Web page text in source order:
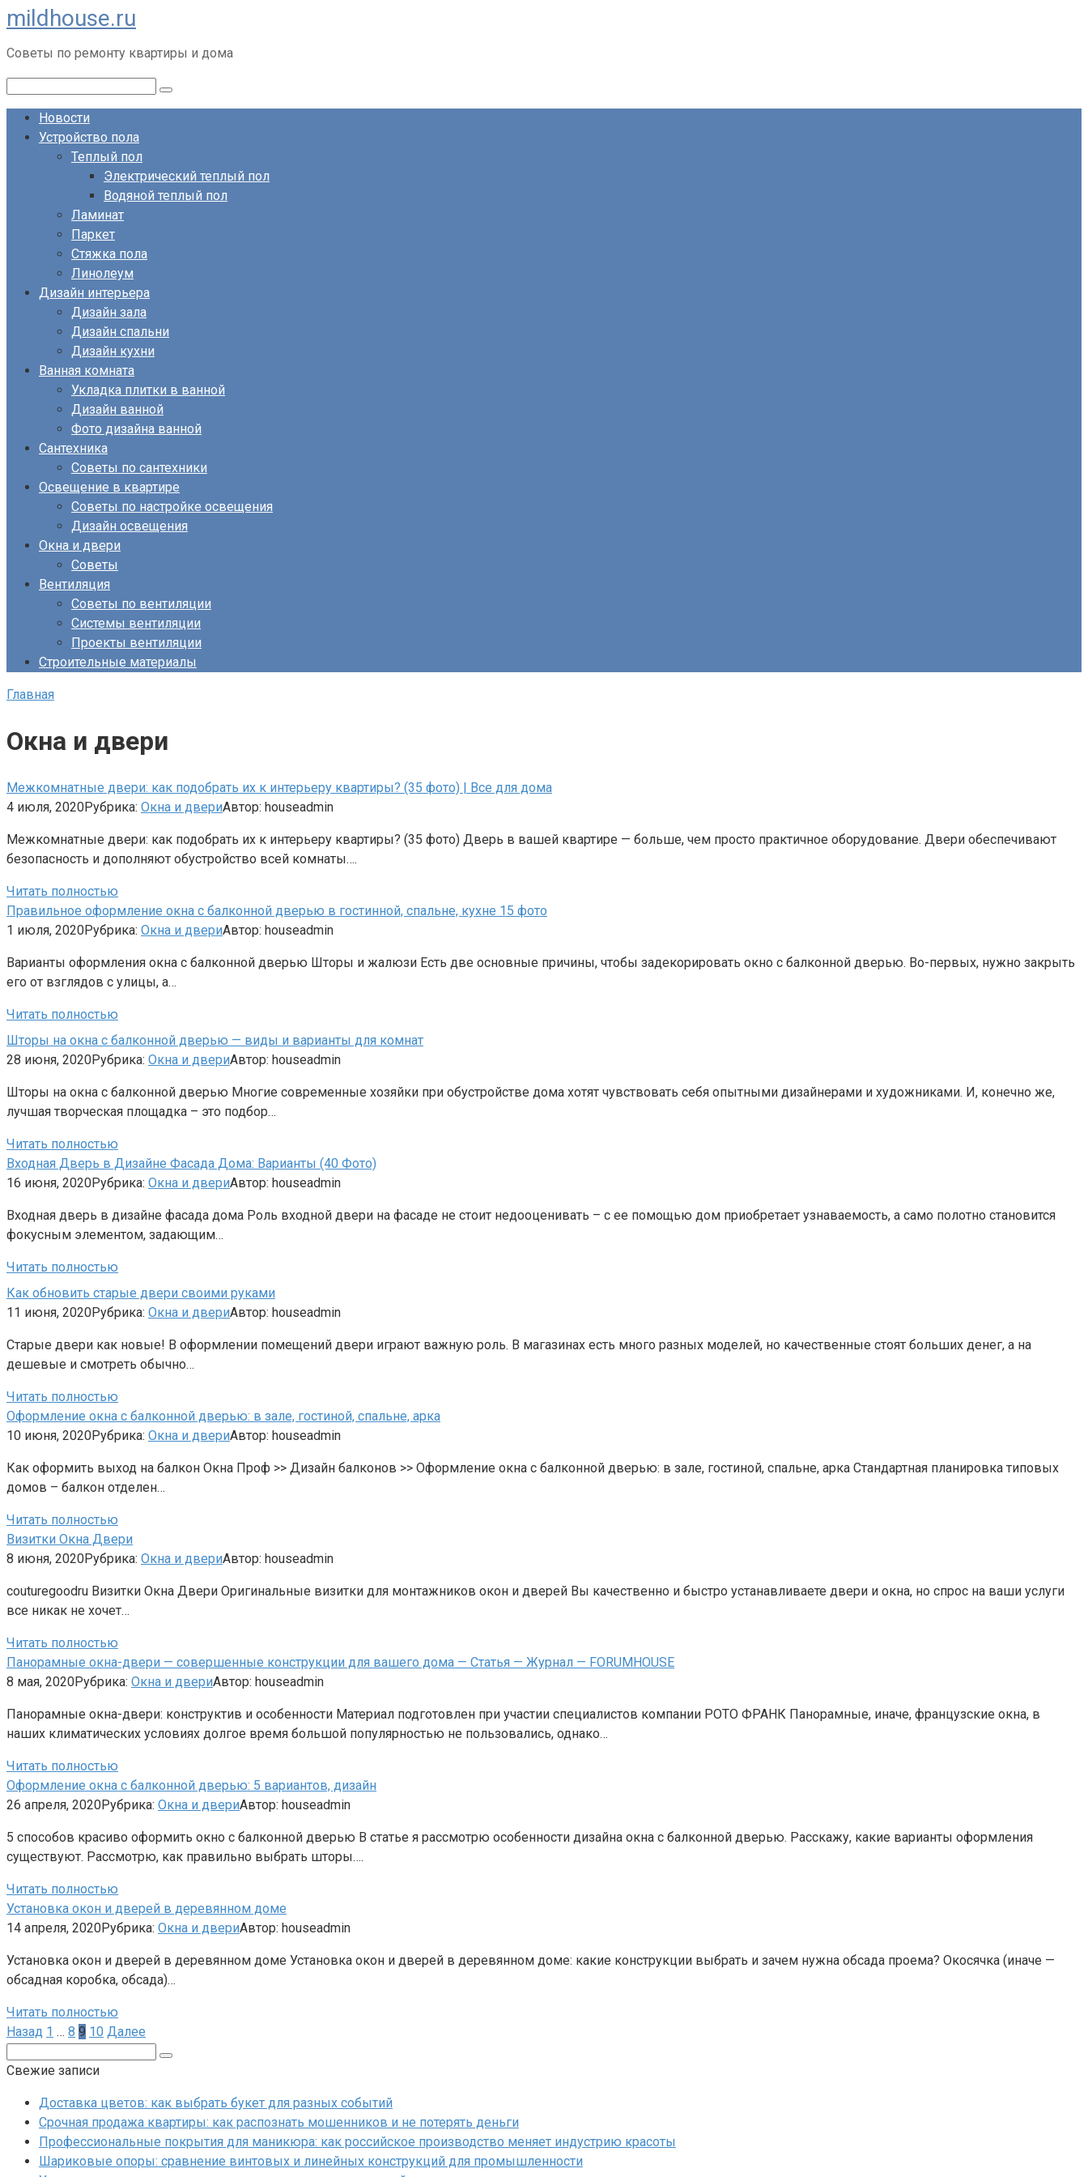
Перейти
к
контенту
mildhouse.ru
Советы по ремонту квартиры и дома
Новости
Устройство пола
Теплый пол
Электрический теплый пол
Водяной теплый пол
Ламинат
Паркет
Стяжка пола
Линолеум
Дизайн интерьера
Дизайн зала
Дизайн спальни
Дизайн кухни
Ванная комната
Укладка плитки в ванной
Дизайн ванной
Фото дизайна ванной
Сантехника
Советы по сантехники
Освещение в квартире
Советы по настройке освещения
Дизайн освещения
Окна и двери
Советы
Вентиляция
Советы по вентиляции
Системы вентиляции
Проекты вентиляции
Строительные материалы
Главная
Окна и двери
Межкомнатные двери: как подобрать их к интерьеру квартиры? (35 фото) | Все для дома
4 июля, 2020Рубрика: Окна и двериАвтор: houseadmin
Межкомнатные двери: как подобрать их к интерьеру квартиры? (35 фото) Дверь в вашей квартире — больше, чем просто практичное оборудование. Двери обеспечивают
безопасность и дополняют обустройство всей комнаты….
Читать полностью
Правильное оформление окна с балконной дверью в гостинной, спальне, кухне 15 фото
1 июля, 2020Рубрика: Окна и двериАвтор: houseadmin
Варианты оформления окна с балконной дверью Шторы и жалюзи Есть две основные причины, чтобы задекорировать окно с балконной дверью. Во-первых, нужно закрыть
его от взглядов с улицы, а…
Читать полностью
Шторы на окна с балконной дверью — виды и варианты для комнат
28 июня, 2020Рубрика: Окна и двериАвтор: houseadmin
Шторы на окна с балконной дверью Многие современные хозяйки при обустройстве дома хотят чувствовать себя опытными дизайнерами и художниками. И, конечно же,
лучшая творческая площадка – это подбор…
Читать полностью
Входная Дверь в Дизайне Фасада Дома: Варианты (40 Фото)
16 июня, 2020Рубрика: Окна и двериАвтор: houseadmin
Входная дверь в дизайне фасада дома Роль входной двери на фасаде не стоит недооценивать – с ее помощью дом приобретает узнаваемость, а само полотно становится
фокусным элементом, задающим…
Читать полностью
Как обновить старые двери своими руками
11 июня, 2020Рубрика: Окна и двериАвтор: houseadmin
Старые двери как новые! В оформлении помещений двери играют важную роль. В магазинах есть много разных моделей, но качественные стоят больших денег, а на
дешевые и смотреть обычно…
Читать полностью
Оформление окна с балконной дверью: в зале, гостиной, спальне, арка
10 июня, 2020Рубрика: Окна и двериАвтор: houseadmin
Как оформить выход на балкон Окна Проф >> Дизайн балконов >> Оформление окна с балконной дверью: в зале, гостиной, спальне, арка Стандартная планировка типовых
домов – балкон отделен…
Читать полностью
Визитки Окна Двери
8 июня, 2020Рубрика: Окна и двериАвтор: houseadmin
couturegoodru Визитки Окна Двери Оригинальные визитки для монтажников окон и дверей Вы качественно и быстро устанавливаете двери и окна, но спрос на ваши услуги
все никак не хочет…
Читать полностью
Панорамные окна-двери — совершенные конструкции для вашего дома — Статья — Журнал — FORUMHOUSE
8 мая, 2020Рубрика: Окна и двериАвтор: houseadmin
Панорамные окна-двери: конструктив и особенности Материал подготовлен при участии специалистов компании РОТО ФРАНК Панорамные, иначе, французские окна, в
наших климатических условиях долгое время большой популярностью не пользовались, однако…
Читать полностью
Оформление окна с балконной дверью: 5 вариантов, дизайн
26 апреля, 2020Рубрика: Окна и двериАвтор: houseadmin
5 способов красиво оформить окно с балконной дверью В статье я рассмотрю особенности дизайна окна с балконной дверью. Расскажу, какие варианты оформления
существуют. Рассмотрю, как правильно выбрать шторы….
Читать полностью
Установка окон и дверей в деревянном доме
14 апреля, 2020Рубрика: Окна и двериАвтор: houseadmin
Установка окон и дверей в деревянном доме Установка окон и дверей в деревянном доме: какие конструкции выбрать и зачем нужна обсада проема? Окосячка (иначе —
обсадная коробка, обсада)…
Читать полностью
Пагинация
Назад 1 … 8 9 10 Далее
Свежие записи
Доставка цветов: как выбрать букет для разных событий
Срочная продажа квартиры: как распознать мошенников и не потерять деньги
Профессиональные покрытия для маникюра: как российское производство меняет индустрию красоты
Шариковые опоры: сравнение винтовых и линейных конструкций для промышленности